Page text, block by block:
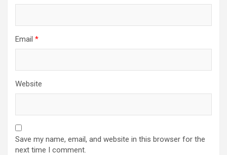
Email *
Website
Save my name, email, and website in this browser for the
next time I comment.